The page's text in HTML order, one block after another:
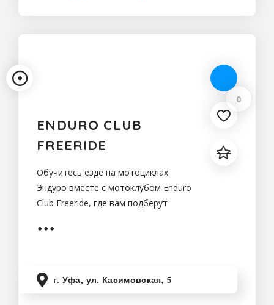
0
ENDURO CLUB
FREERIDE
Обучитесь езде на мотоциклах
Эндуро вместе с мотоклубом Enduro
Club Freeride, где вам подберут
комфортного катания.
г. Уфа, ул. Касимовская, 5